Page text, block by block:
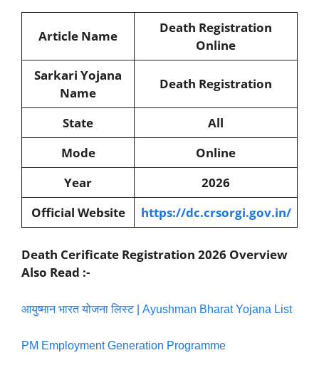
Article Name
Death Registration
Online
Sarkari Yojana
Name
Death Registration
State
All
Mode
Online
Year
2026
Official Website
https://dc.crsorgi.gov.in/
Death Cerificate Registration 2026 Overview
Also Read :-
आयुष्मान भारत योजना लिस्ट | Ayushman Bharat Yojana List
PM Employment Generation Programme